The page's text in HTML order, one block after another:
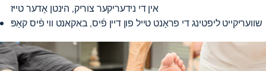
אין די נידעריקער צוריק, הינטן אָדער טייז
שוועריקייט ליפטינג די פראָנט טייל פון דיין פֿיס, באקאנט ווי פֿיס קאַפּ